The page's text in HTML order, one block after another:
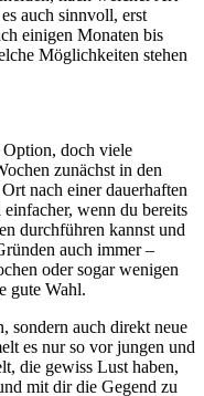
auch sinnvoll, erst
einigen Monaten bis
Möglichkeiten stehen
doch viele
zunächst in den
nach einer dauerhaften
wenn du bereits
durchführen kannst und
auch immer –
oder sogar wenigen
gute Wahl.
sondern auch direkt neue
es nur so vor jungen und
die gewiss Lust haben,
mit dir die Gegend zu